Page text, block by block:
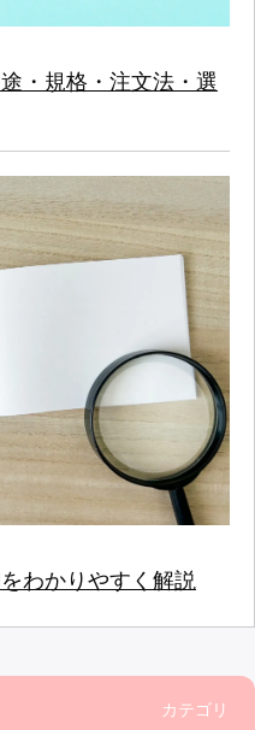
・規格・注文法・選
わかりやすく解説
カテゴリ